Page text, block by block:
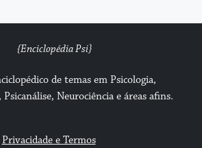
{Enciclopédia Psi}
de temas em Psicologia,
Neurociência e áreas afins.
Privacidade e Termos